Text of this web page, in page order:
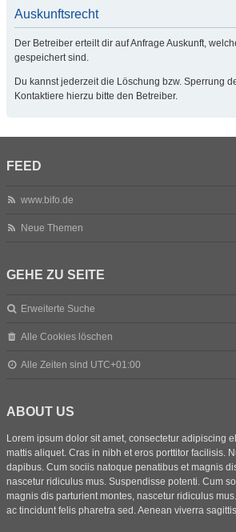
Auskunftsrecht
Der Betreiber erteilt dir auf Anfrage Auskunft,
gespeichert sind.
Du kannst jederzeit die Löschung bzw. Sperrung
Kontaktiere hierzu bitte den Betreiber.
FEED
www.bifo.de
Neue Themen
GEHE ZU SEITE
Erweiterte Suche
Alle Cookies löschen
Alle Zeiten sind UTC+01:00
ABOUT US
Lorem ipsum dolor sit amet, consectetur adipiscing
mattis aliquet. Cras in nibh et eros porttitor facilisis.
dapibus. Cum sociis natoque penatibus et magnis
nascetur ridiculus mus. Suspendisse potenti. Cum
magnis dis parturient montes, nascetur ridiculus
ac tincidunt felis pharetra sed. Aenean viverra